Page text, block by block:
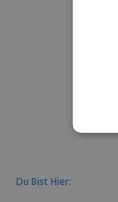
Du Bist Hier: